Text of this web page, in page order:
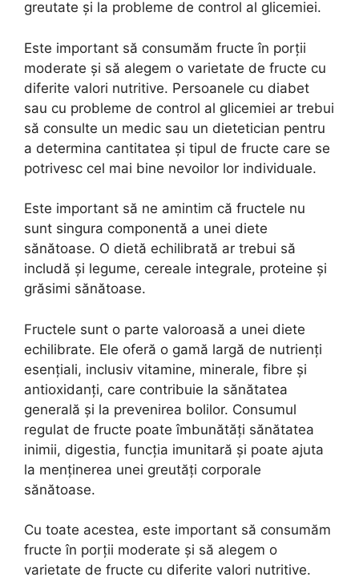
greutate și la probleme de control al glicemiei.
Este important să consumăm fructe în porții
moderate și să alegem o varietate de fructe cu
diferite valori nutritive. Persoanele cu diabet
sau cu probleme de control al glicemiei ar trebui
să consulte un medic sau un dietetician pentru
a determina cantitatea și tipul de fructe care se
potrivesc cel mai bine nevoilor lor individuale.
Este important să ne amintim că fructele nu
sunt singura componentă a unei diete
sănătoase. O dietă echilibrată ar trebui să
includă și legume, cereale integrale, proteine și
grăsimi sănătoase.
Fructele sunt o parte valoroasă a unei diete
echilibrate. Ele oferă o gamă largă de nutrienți
esențiali, inclusiv vitamine, minerale, fibre și
antioxidanți, care contribuie la sănătatea
generală și la prevenirea bolilor. Consumul
regulat de fructe poate îmbunătăți sănătatea
inimii, digestia, funcția imunitară și poate ajuta
la menținerea unei greutăți corporale
sănătoase.
Cu toate acestea, este important să consumăm
fructe în porții moderate și să alegem o
varietate de fructe cu diferite valori nutritive.